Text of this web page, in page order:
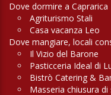
Dove dormire a Caprarica
Agriturismo Stali
Casa vacanza Leo
Dove mangiare, locali
Il Vizio del Barone
Pasticceria Ideal di
Bistrò Catering &
Masseria chiusura di